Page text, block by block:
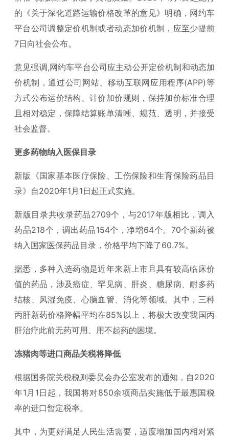
的《关于深化道路运输价格改革的意见》明确，网约车
平台公司调整定价机制或者动态加价机制，应至少提前
7日向社会公布。
意见强调,网约车平台公司应主动公开定价机制和动态加
价机制，通过公司网站、移动互联网应用程序(APP)等
方式公布运价结构、计价加价规则，保持加价标准合理
且相对稳定，保障结算账单清晰、规范、透明，并接受
社会监督。
更多药物纳入医保目录
新版《国家基本医疗保险、工伤保险和生育保险药品目
录》自2020年1月1日起正式实施。
新版目录共收录药品2709个，与2017年版相比，调入
药品218个，调出药品154个，净增64个。70个新药被
纳入国家医保药品目录，价格平均下降了60.7%。
据悉，多种入选药物是近年来新上市且具有较高临床价
值的药品，涉及癌症、罕见病、肝炎、糖尿病、耐多药
结核、风湿免疫、心脑血管、消化等领域。其中，三种
丙肝新药价格降幅平均在85%以上，将极大改变我国丙
肝治疗此前无药可用、用不起药的困境。
冻猪肉等进口商品关税将降低
根据国务院关税税则委员会办公室发布的通知，自2020
年1月1日起，我国将对850余项商品实施低于最惠国税
率的进口暂定税率。
其中，为更好满足人民生活需要，适度增加国内相对紧